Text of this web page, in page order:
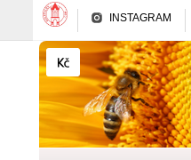
INSTAGRAM